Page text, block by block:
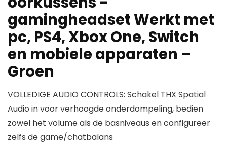
gamingheadset Werkt met
pc, PS4, Xbox One, Switch
en mobiele apparaten –
Groen
VOLLEDIGE AUDIO CONTROLS: Schakel THX Spatial
Audio in voor verhoogde onderdompeling, bedien
zowel het volume als de basniveaus en configureer
zelfs de game/chatbalans